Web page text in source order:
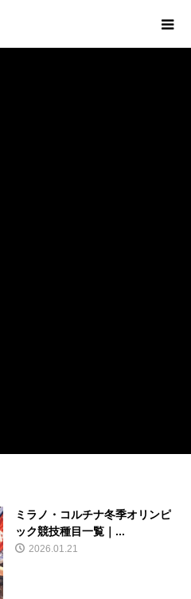
ミラノ・コルチナ冬季オリンピ
ック競技種目一覧｜...
2026.01.21